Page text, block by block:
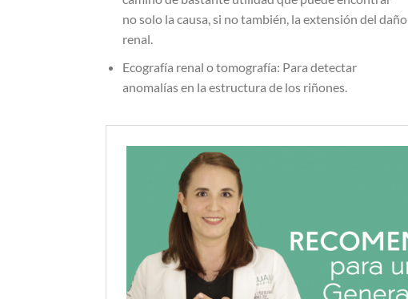
no solo la causa, si no también, la extensión del daño
renal.
Ecografía renal o tomografía: Para detectar
anomalías en la estructura de los riñones.